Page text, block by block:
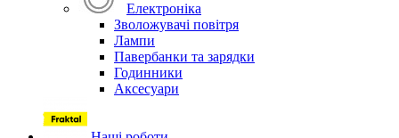
Електроніка
Зволожувачі повітря
Лампи
Павербанки та зарядки
Годинники
Аксесуари